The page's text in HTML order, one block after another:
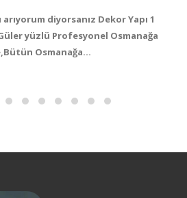
diyorsanız Dekor Yapı 1
yüzlü Profesyonel Osmanağa
Osmanağa…